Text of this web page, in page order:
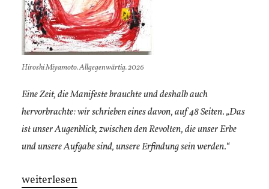
Hiroshi Miyamoto. Allgegenwärtig. 2026
Eine Zeit, die Manifeste brauchte und deshalb auch
hervorbrachte: wir schrieben eines davon, auf 48 Seiten. „Das
ist unser Augenblick, zwischen den Revolten, die unser Erbe
und unsere Aufgabe sind, unsere Erfindung sein werden.“
„alle
weiterlesen